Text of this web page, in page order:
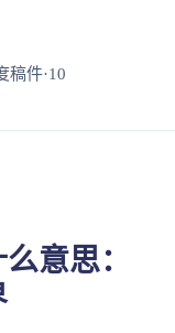
稿件·10
意思：